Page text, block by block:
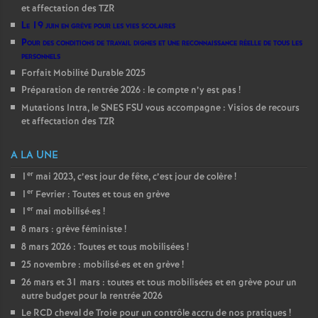
et affectation des TZR
Le 19 juin en grève pour les vies scolaires
Pour des conditions de travail dignes et une reconnaissance réelle de tous les
personnels
Forfait Mobilité Durable 2025
Préparation de rentrée 2026 : le compte n’y est pas !
Mutations Intra, le SNES FSU vous accompagne : Visios de recours
et affectation des TZR
A LA UNE
1 er mai 2023, c’est jour de fête, c’est jour de colère!
1 er Fevrier : Toutes et tous en grève
1 er mai mobilisé·es !
8 mars : grève féministe!
8 mars 2026 : Toutes et tous mobilisées !
25 novembre : mobilisé·es et en grève!
26 mars et 31 mars : toutes et tous mobilisées et en grève pour un
autre budget pour la rentrée 2026
Le RCD cheval de Troie pour un contrôle accru de nos pratiques !